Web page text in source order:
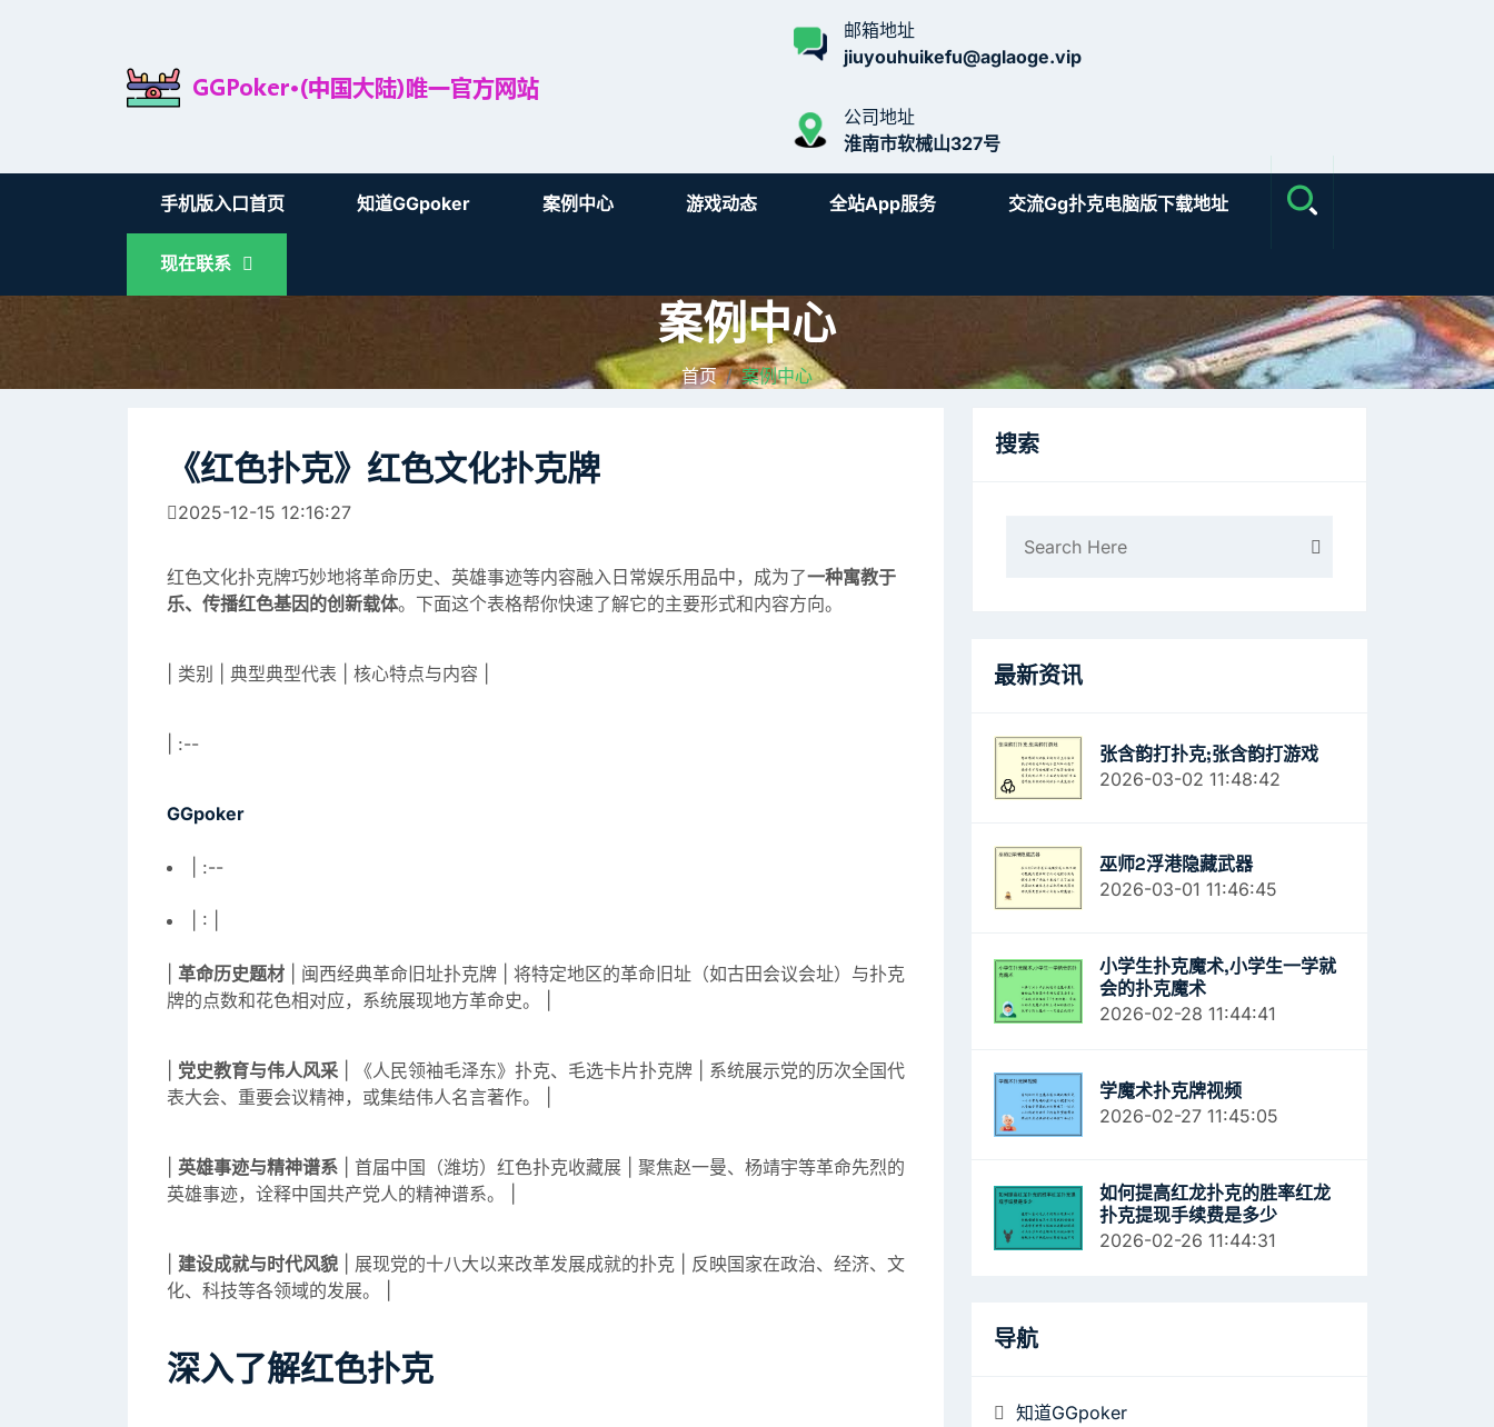
邮箱地址
jiuyouhuikefu@aglaoge.vip
公司地址
淮南市软械山327号
手机版入口首页 知道GGpoker 案例中心 游戏动态 全站app服务 交流gg扑克电脑版下载地址
现在联系
案例中心
首页 案例中心
《红色扑克》红色文化扑克牌
2025-12-15 12:16:27
红色文化扑克牌巧妙地将革命历史、英雄事迹等内容融入日常娱乐用品中，成为了一种寓教于
乐、传播红色基因的创新载体。下面这个表格帮你快速了解它的主要形式和内容方向。
| 类别 | 典型典型代表 | 核心特点与内容 |
| :--
GGpoker
| :--
| : |
革命历史题材 | 闽西经典革命旧址扑克牌 | 将特定地区的革命旧址（如古田会议会址）与扑克
牌的点数和花色相对应，系统展现地方革命史。 |
党史教育与伟人风采 | 《人民领袖毛泽东》扑克、毛选卡片扑克牌 | 系统展示党的历次全国代
表大会、重要会议精神，或集结伟人名言著作。 |
英雄事迹与精神谱系 | 首届中国（潍坊）红色扑克收藏展 | 聚焦赵一曼、杨靖宇等革命先烈的
英雄事迹，诠释中国共产党人的精神谱系。 |
建设成就与时代风貌 | 展现党的十八大以来改革发展成就的扑克 | 反映国家在政治、经济、文
化、科技等各领域的发展。 |
深入了解红色扑克
搜索
最新资讯
张含韵打扑克;张含韵打游戏
2026-03-02 11:48:42
巫师2浮港隐藏武器
2026-03-01 11:46:45
小学生扑克魔术,小学生一学就
会的扑克魔术
2026-02-28 11:44:41
学魔术扑克牌视频
2026-02-27 11:45:05
如何提高红龙扑克的胜率红龙
扑克提现手续费是多少
2026-02-26 11:44:31
导航
知道GGpoker